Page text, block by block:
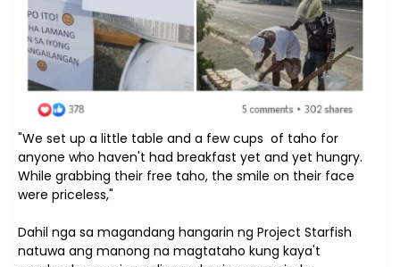
"We set up a little table and a few cups of taho for
anyone who haven't had breakfast yet and yet hungry.
While grabbing their free taho, the smile on their face
were priceless,"
Dahil nga sa magandang hangarin ng Project Starfish
natuwa ang manong na magtataho kung kaya't